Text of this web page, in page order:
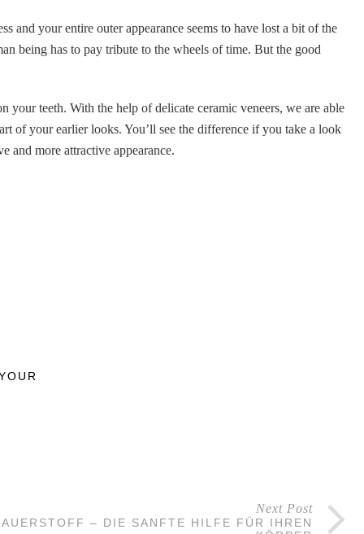
and your entire outer appearance seems to have lost a bit of the
being has to pay tribute to the wheels of time. But the good
teeth. With the help of delicate ceramic veneers, we are able
of your earlier looks. You’ll see the difference if you take a look
and more attractive appearance.
Next Post
– DIE SANFTE HILFE FÜR IHREN